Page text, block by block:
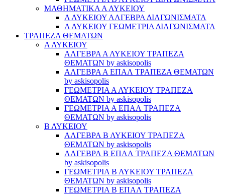
ΜΑΘΗΜΑΤΙΚΑ Α ΛΥΚΕΙΟΥ
Α ΛΥΚΕΙΟΥ ΑΛΓΕΒΡΑ ΔΙΑΓΩΝΙΣΜΑΤΑ
Α ΛΥΚΕΙΟΥ ΓΕΩΜΕΤΡΙΑ ΔΙΑΓΩΝΙΣΜΑΤΑ
ΤΡΑΠΕΖΑ ΘΕΜΑΤΩΝ
Α ΛΥΚΕΙΟΥ
ΑΛΓΕΒΡΑ Α ΛΥΚΕΙΟΥ ΤΡΑΠΕΖΑ
ΘΕΜΑΤΩΝ by askisopolis
ΑΛΓΕΒΡΑ Α ΕΠΑΛ ΤΡΑΠΕΖΑ ΘΕΜΑΤΩΝ
by askisopolis
ΓΕΩΜΕΤΡΙΑ Α ΛΥΚΕΙΟΥ ΤΡΑΠΕΖΑ
ΘΕΜΑΤΩΝ by askisopolis
ΓΕΩΜΕΤΡΙΑ Α ΕΠΑΛ ΤΡΑΠΕΖΑ
ΘΕΜΑΤΩΝ by askisopolis
Β ΛΥΚΕΙΟΥ
ΑΛΓΕΒΡΑ Β ΛΥΚΕΙΟΥ ΤΡΑΠΕΖΑ
ΘΕΜΑΤΩΝ by askisopolis
ΑΛΓΕΒΡΑ Β ΕΠΑΛ ΤΡΑΠΕΖΑ ΘΕΜΑΤΩΝ
by askisopolis
ΓΕΩΜΕΤΡΙΑ Β ΛΥΚΕΙΟΥ ΤΡΑΠΕΖΑ
ΘΕΜΑΤΩΝ by askisopolis
ΓΕΩΜΕΤΡΙΑ Β ΕΠΑΛ ΤΡΑΠΕΖΑ